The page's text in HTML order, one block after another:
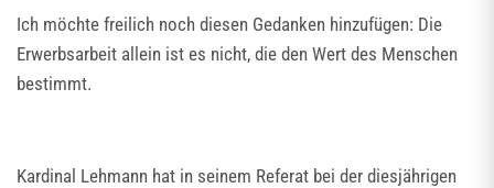
Ich möchte freilich noch diesen Gedanken hinzufügen: Die
Erwerbsarbeit allein ist es nicht, die den Wert des Menschen
bestimmt.
Kardinal Lehmann hat in seinem Referat bei der diesjährigen